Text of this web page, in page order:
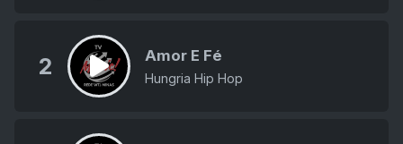
2 Amor E Fé
Hungria Hip Hop